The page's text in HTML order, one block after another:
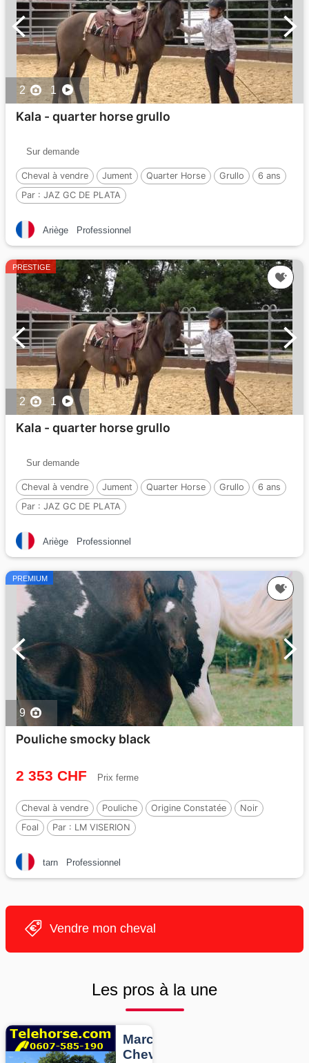
2 1
Kala - quarter horse grullo
Sur demande
Cheval à vendre Jument Quarter Horse Grullo
6 ans
Par : JAZ GC DE PLATA
Ariège Professionnel
PRESTIGE
2 1
Kala - quarter horse grullo
Sur demande
Cheval à vendre Jument Quarter Horse Grullo
6 ans
Par : JAZ GC DE PLATA
Ariège Professionnel
PREMIUM
9
Pouliche smocky black
2 353 CHF Prix ferme
Cheval à vendre Pouliche Origine Constatée
Noir
Foal
Par : LM VISERION
tarn Professionnel
Vendre mon cheval
Les pros à la une
Marcheurs
Chevaux